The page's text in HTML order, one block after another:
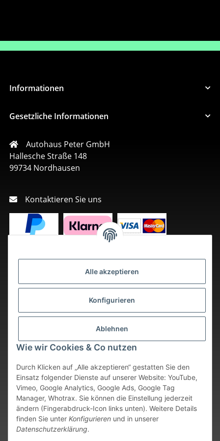
Alle akzeptieren
Konfigurieren
Ablehnen
Wie wir Cookies & Co nutzen
Durch Klicken auf „Alle akzeptieren“ gestatten Sie den
Einsatz folgender Dienste auf unserer Website: YouTube,
Vimeo, Google Analytics, Google Ads, Google Tag
Manager, Whotrax. Sie können die Einstellung jederzeit
ändern (Fingerabdruck-Icon links unten). Weitere Details
finden Sie unter Konfigurieren und in unserer
Datenschutzerklärung.
Informationen
Gesetzliche Informationen
Autohaus Peter GmbH
Hallesche Straße 148
99734 Nordhausen
Kontaktieren Sie uns
Vertrag widerrufen
* Alle Preise inkl. gesetzlicher USt., zzgl.Versand
verfügbaren Artikeln erfolgt der Versand innerhalb von 24